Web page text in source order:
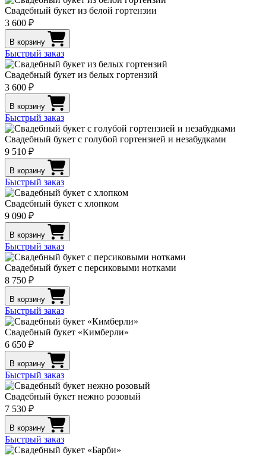
Свадебный букет из белой гортензии
3 600 ₽
В корзину
Быстрый заказ
Свадебный букет из белых гортензий
3 600 ₽
В корзину
Быстрый заказ
Свадебный букет с голубой гортензией и незабудками
9 510 ₽
В корзину
Быстрый заказ
Свадебный букет с хлопком
9 090 ₽
В корзину
Быстрый заказ
Свадебный букет с персиковыми нотками
8 750 ₽
В корзину
Быстрый заказ
Свадебный букет «Кимберли»
6 650 ₽
В корзину
Быстрый заказ
Свадебный букет нежно розовый
7 530 ₽
В корзину
Быстрый заказ